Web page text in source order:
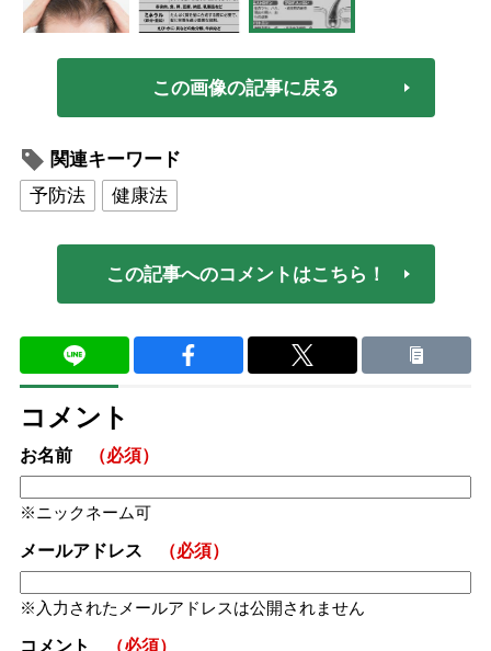
この画像の記事に戻る
関連キーワード
予防法
健康法
この記事へのコメントはこちら！
コメント
お名前 （必須）
ニックネーム可
メールアドレス （必須）
入力されたメールアドレスは公開されません
コメント （必須）